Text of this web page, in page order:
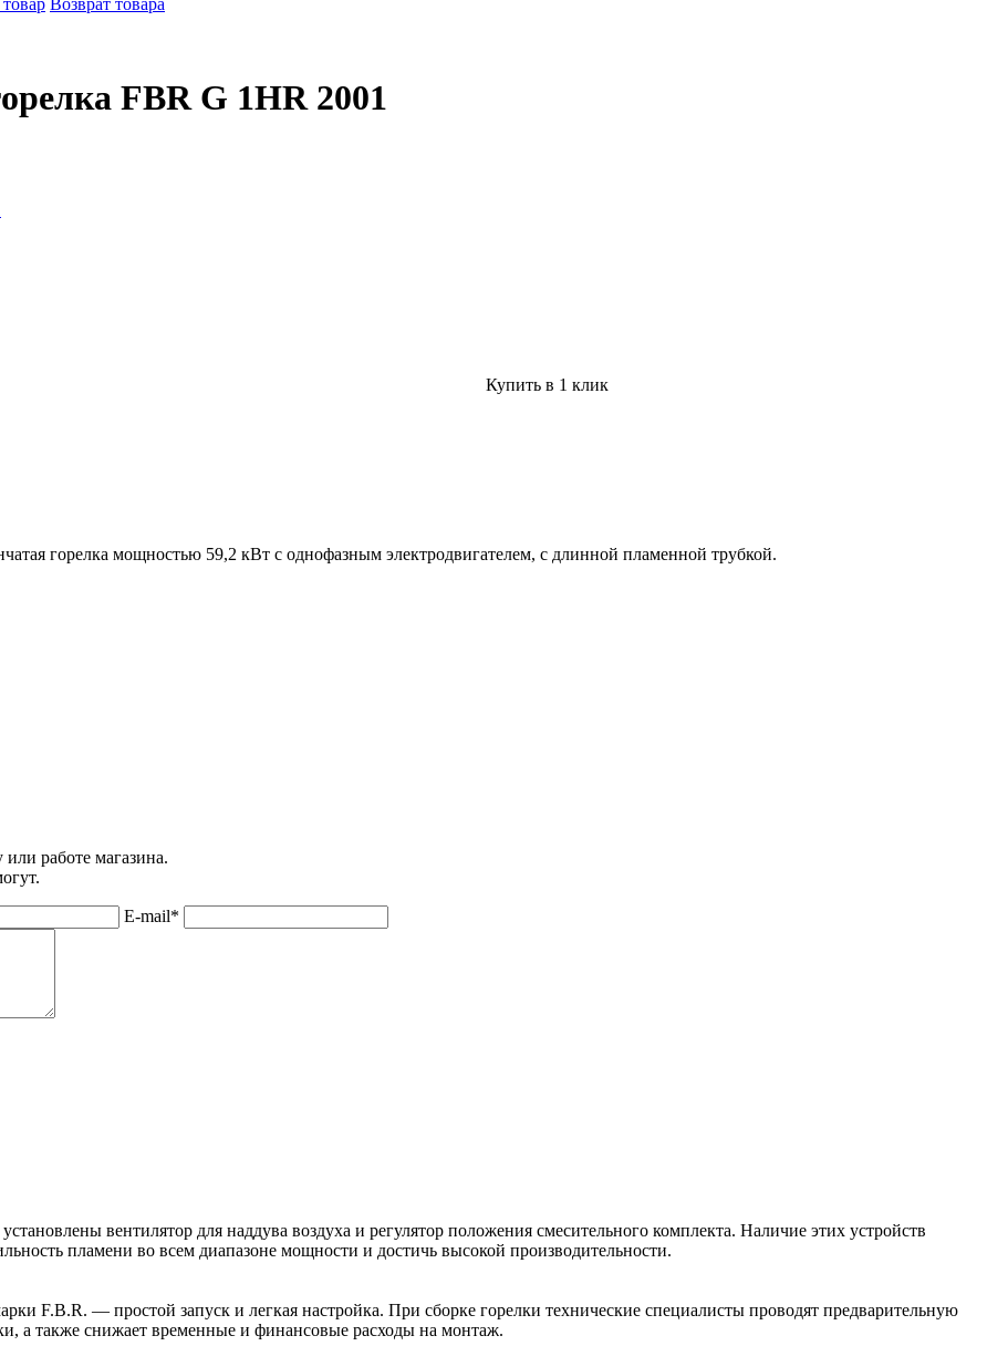
Возврат товара
FBR G 1HR 2001
Купить в 1 клик
горелка мощностью 59,2 кВт с однофазным электродвигателем, с длинной пламенной трубкой.
работе магазина.
E-mail*
вентилятор для наддува воздуха и регулятор положения смесительного комплекта. Наличие этих устройств
пламени во всем диапазоне мощности и достичь высокой производительности.
F.B.R. — простой запуск и легкая настройка. При сборке горелки технические специалисты проводят предварительную
а также снижает временные и финансовые расходы на монтаж.